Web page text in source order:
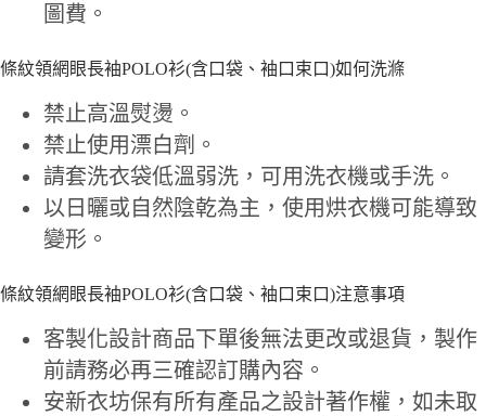
圖費。
條紋領網眼長袖POLO衫(含口袋、袖口束口)如何洗滌
禁止高溫熨燙。
禁止使用漂白劑。
請套洗衣袋低溫弱洗，可用洗衣機或手洗。
以日曬或自然陰乾為主，使用烘衣機可能導致
變形。
條紋領網眼長袖POLO衫(含口袋、袖口束口)注意事項
客製化設計商品下單後無法更改或退貨，製作
前請務必再三確認訂購內容。
安新衣坊保有所有產品之設計著作權，如未取